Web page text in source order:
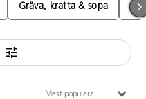
Gräva, kratta & sopa
Mest populära